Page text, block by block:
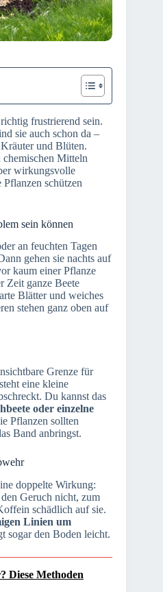
frustrierend sein.
sie auch schon da –
und Blüten.
Mitteln
wirkungsvolle
schützen
sein können
an feuchten Tagen
gehen sie nachts auf
kaum einer Pflanze
Zeit ganze Beete
Blätter und weiches
stehen ganz oben auf
Grenze für
eine kleine
Du kannst das
oder einzelne
Pflanzen sollten
Band anbringst.
doppelte Wirkung:
Geruch nicht, zum
schädlich auf sie.
Linien um
sogar den Boden leicht.
Diese Methoden